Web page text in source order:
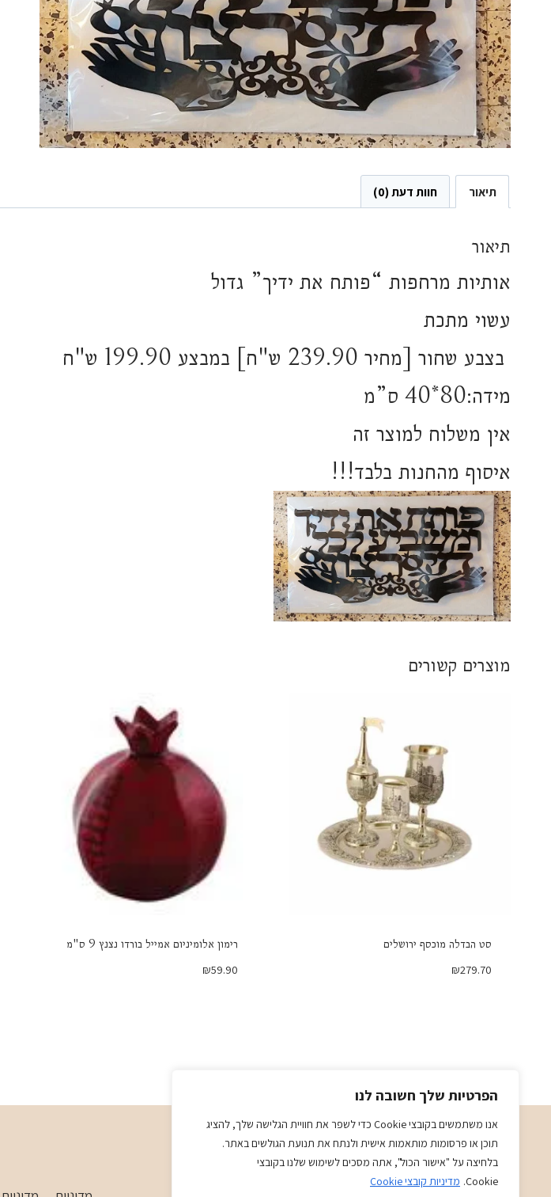
הפרטיות שלך חשובה לנו
אנו משתמשים בקובצי Cookie כדי לשפר את חוויית הגלישה שלך, להציג
תוכן או פרסומות מותאמות אישית ולנתח את תנועת הגולשים באתר.
בלחיצה על "אישור הכול", אתה מסכים לשימוש שלנו בקובצי
Cookie. מדיניות קובצי Cookie
תיאור חוות דעת (0)
תיאור
אותיות מרחפות “פותח את ידיך” גדול
עשוי מתכת
בצבע שחור [מחיר 239.90 ש"ח] במבצע 199.90 ש"ח
מידה:80*40 ס”מ
אין משלוח למוצר זה
איסוף מהחנות בלבד!!!
מוצרים קשורים
סט הבדלה מוכסף ירושלים
₪279.70
רימון אלומיניום אמייל בורדו נצנץ 9 ס"מ
₪59.90
תשמישי קדושה מתנות ויודאיקה בני ויוכי
א-ה 09:00-19:30